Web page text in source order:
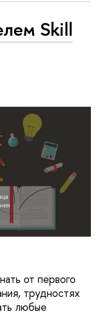
Skill
от первого
трудностях
любые